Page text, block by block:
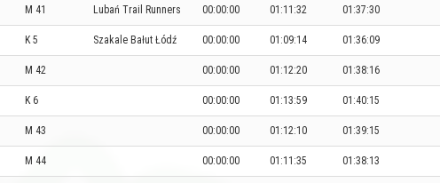
M 41 Lubań Trail Runners 00:00:00 01:11:32 01:37:30
K 5 Szakale Bałut Łódź 00:00:00 01:09:14 01:36:09
M 42 00:00:00 01:12:20 01:38:16
K 6 00:00:00 01:13:59 01:40:15
M 43 00:00:00 01:12:10 01:39:15
M 44 00:00:00 01:11:35 01:38:13